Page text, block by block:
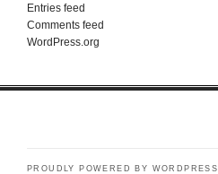
Entries feed
Comments feed
WordPress.org
PROUDLY POWERED BY WORDPRESS